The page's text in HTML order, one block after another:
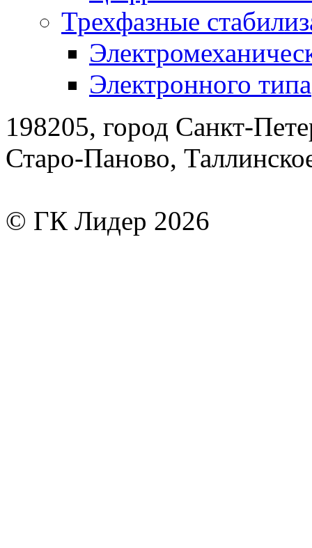
Трехфазные
Электронного типа
198205, город Санкт-
Старо-Паново,
© ГК Лидер 2026